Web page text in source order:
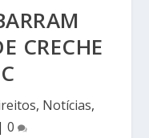
CRECHE
, Notícias,
| 0